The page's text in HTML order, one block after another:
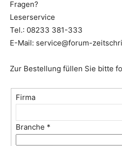
Fragen?
Leserservice
Tel.: 08233 381-333
E-Mail: service@forum-
Zur Bestellung füllen Sie bitte
Firma
Branche *